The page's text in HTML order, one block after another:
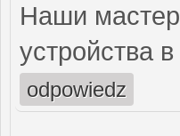
Наши
устройства
odpowiedz